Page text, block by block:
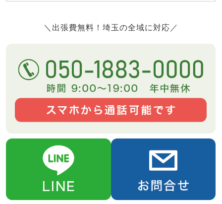
＼出張費無料！埼玉の全域に対応／